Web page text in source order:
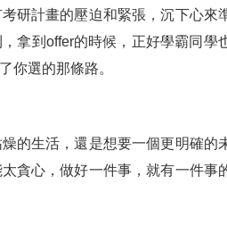
研計畫的壓迫和緊張，沉下心來
拿到offer的時候，正好學霸同學
你選的那條路。
的生活，還是想要一個更明確的
貪心，做好一件事，就有一件事